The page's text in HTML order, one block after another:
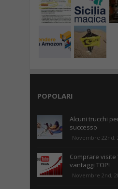
POPOLARI
Alcuni trucchi
successo
Novembre 22nd,
Comprare visite
vantaggi TOP!
Novembre 2nd,